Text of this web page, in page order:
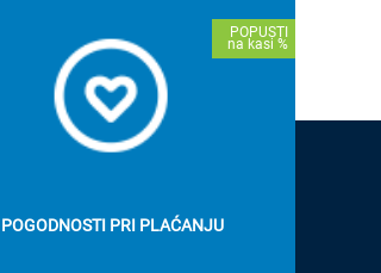
POGODNOSTI PRI PLAĆANJU